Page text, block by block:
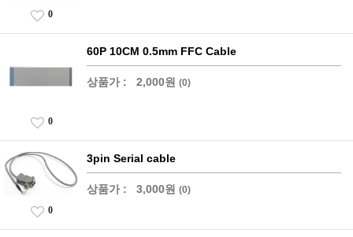
0
60P 10CM 0.5mm FFC Cable
상품가 : 2,000원 (0)
0
3pin Serial cable
상품가 : 3,000원 (0)
0